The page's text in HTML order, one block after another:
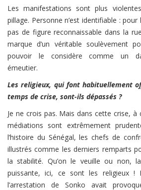
Les manifestations sont plus
pillage. Personne n’est identifiable : pour
pas de figure reconnaissable dans la
marque d’un véritable soulèvement
pouvoir le considère comme un
émeutier.
Les religieux, qui font habituellement
temps de crise, sont-ils dépassés ?
Je ne crois pas. Mais dans cette crise, à
médiations sont extrêmement
l’histoire du Sénégal, les chefs de
illustrés comme les derniers remparts
la stabilité. Qu’on le veuille ou non,
puissante, ici, ce sont les religieux !
l’arrestation de Sonko avait